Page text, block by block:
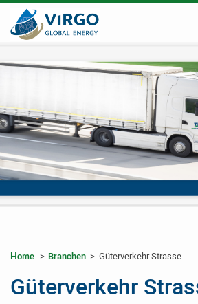
Home > Branchen > Güterverkehr Strasse
Güterverkehr